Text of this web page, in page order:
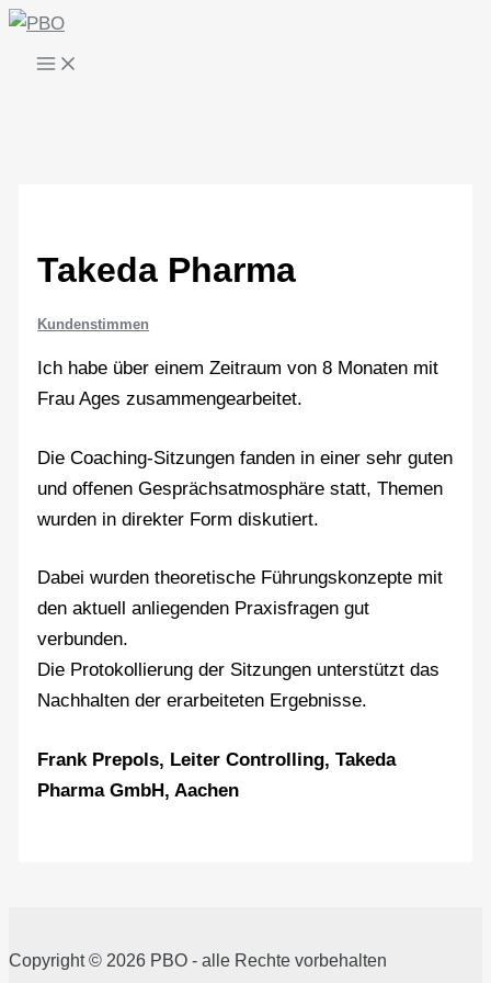
Zum
Inhalt
Takeda Pharma
Kundenstimmen
Ich habe über einem Zeitraum von 8 Monaten mit
Frau Ages zusammengearbeitet.
Die Coaching-Sitzungen fanden in einer sehr guten
und offenen Gesprächsatmosphäre statt, Themen
wurden in direkter Form diskutiert.
Dabei wurden theoretische Führungskonzepte mit
den aktuell anliegenden Praxisfragen gut
verbunden.
Die Protokollierung der Sitzungen unterstützt das
Nachhalten der erarbeiteten Ergebnisse.
Frank Prepols, Leiter Controlling, Takeda
Pharma GmbH, Aachen
Copyright © 2026 PBO - alle Rechte vorbehalten